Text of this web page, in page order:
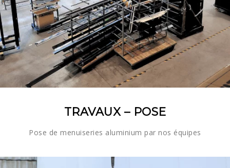
TRAVAUX – POSE
Pose de menuiseries aluminium par nos équipes